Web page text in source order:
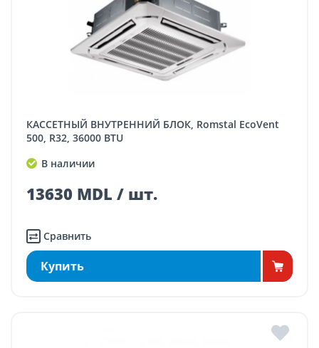
КАССЕТНЫЙ ВНУТРЕННИЙ БЛОК, Romstal EcoVent
500, R32, 36000 BTU
В наличии
13630 MDL / шт.
Сравнить
Купить